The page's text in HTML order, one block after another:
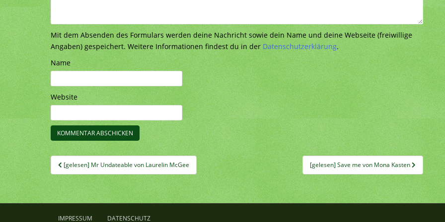
Mit dem Absenden des Formulars werden deine Nachricht sowie dein Name und deine Webseite (freiwillige
Angaben) gespeichert. Weitere Informationen findest du in derDatenschutzerklärung.
Name
Website
Beitragsnavigation
[gelesen] Mr Undateable von Laurelin McGee [gelesen] Save me von Mona Kasten
IMPRESSUM DATENSCHUTZ